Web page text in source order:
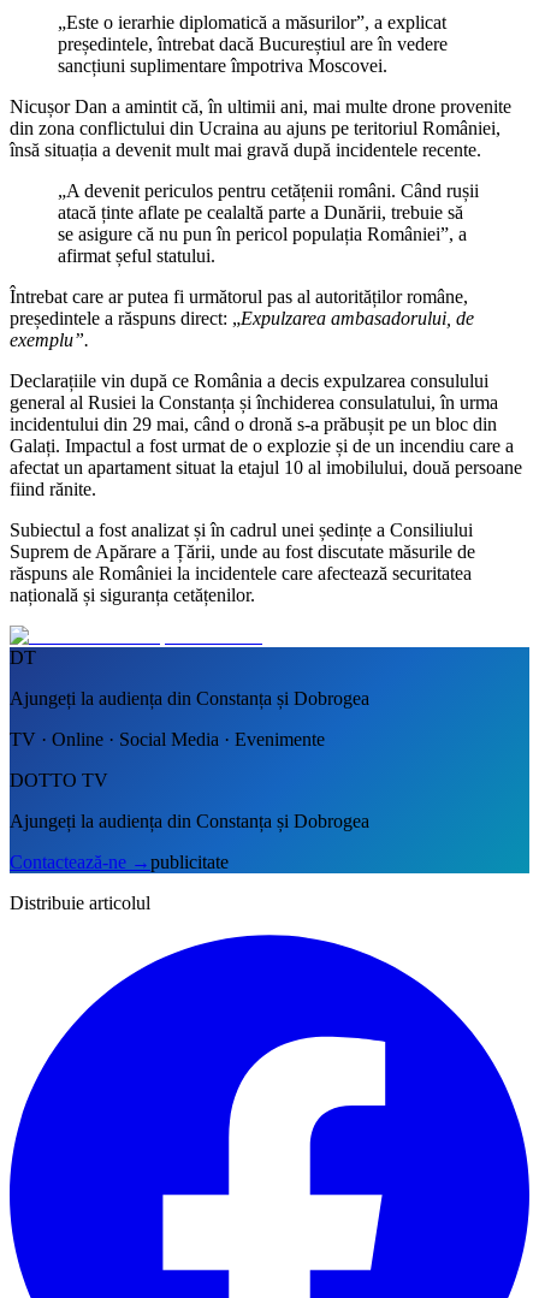
„Este o ierarhie diplomatică a măsurilor”, a explicat
președintele, întrebat dacă Bucureștiul are în vedere
sancțiuni suplimentare împotriva Moscovei.
Nicușor Dan a amintit că, în ultimii ani, mai multe drone provenite
din zona conflictului din Ucraina au ajuns pe teritoriul României,
însă situația a devenit mult mai gravă după incidentele recente.
„A devenit periculos pentru cetățenii români. Când rușii
atacă ținte aflate pe cealaltă parte a Dunării, trebuie să
se asigure că nu pun în pericol populația României”, a
afirmat șeful statului.
Întrebat care ar putea fi următorul pas al autorităților române,
președintele a răspuns direct: „Expulzarea ambasadorului, de
exemplu”.
Declarațiile vin după ce România a decis expulzarea consulului
general al Rusiei la Constanța și închiderea consulatului, în urma
incidentului din 29 mai, când o dronă s-a prăbușit pe un bloc din
Galați. Impactul a fost urmat de o explozie și de un incendiu care a
afectat un apartament situat la etajul 10 al imobilului, două persoane
fiind rănite.
Subiectul a fost analizat și în cadrul unei ședințe a Consiliului
Suprem de Apărare a Țării, unde au fost discutate măsurile de
răspuns ale României la incidentele care afectează securitatea
națională și siguranța cetățenilor.
DT
Ajungeți la audiența din Constanța și Dobrogea
TV · Online · Social Media · Evenimente
DOTTO TV
Ajungeți la audiența din Constanța și Dobrogea
Contactează-ne →publicitate
Distribuie articolul